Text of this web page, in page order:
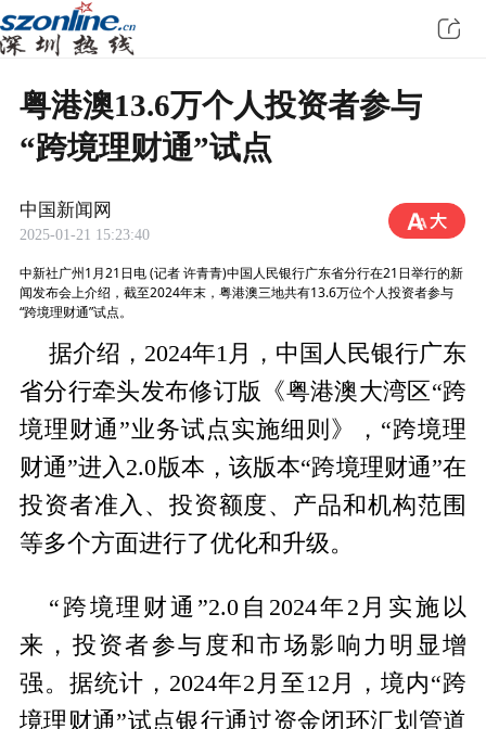
粤港澳13.6万个人投资者参与
“跨境理财通”试点
中国新闻网
2025-01-21 15:23:40
中新社广州1月21日电 (记者 许青青)中国人民银行广东省分行在21日举行的新
闻发布会上介绍，截至2024年末，粤港澳三地共有13.6万位个人投资者参与
“跨境理财通”试点。
据介绍，2024年1月，中国人民银行广东
省分行牵头发布修订版《粤港澳大湾区“跨
境理财通”业务试点实施细则》，“跨境理
财通”进入2.0版本，该版本“跨境理财通”在
投资者准入、投资额度、产品和机构范围
等多个方面进行了优化和升级。
“跨境理财通”2.0自2024年2月实施以
来，投资者参与度和市场影响力明显增
强。据统计，2024年2月至12月，境内“跨
境理财通”试点银行通过资金闭环汇划管道